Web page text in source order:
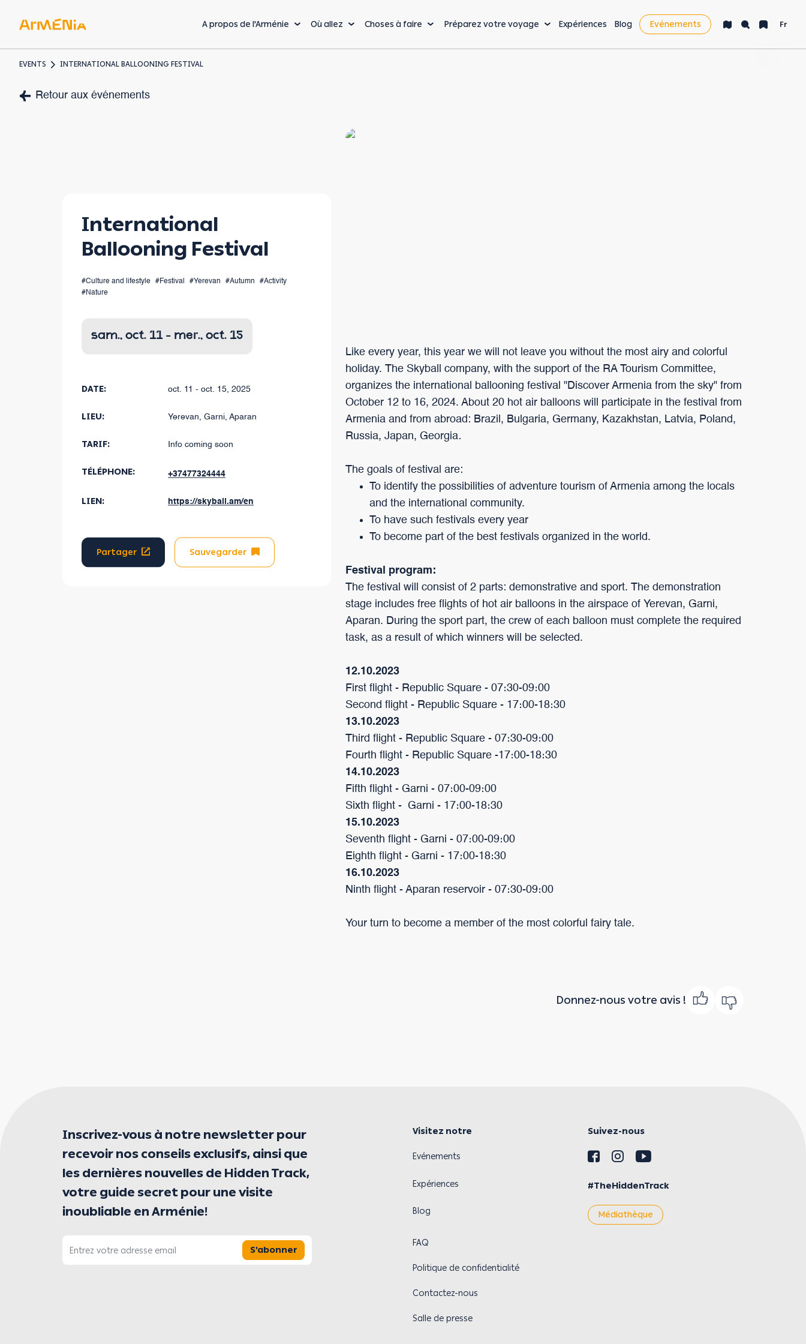
A propos de l'Arménie Où allez
branchées au monde qui a su évoluer au fil du temps, tout en
Choses à faire Préparez votre voyage Expériences Blog Evénements Fr
EVENTS INTERNATIONAL BALLOONING FESTIVAL
Retour aux événements
International
Ballooning Festival
#Culture and lifestyle #Festival #Yerevan #Autumn
#Activity
#Nature
sam., oct. 11 - mer., oct. 15
DATE: oct. 11 - oct. 15, 2025
LIEU: Yerevan, Garni, Aparan
TARIF: Info coming soon
TÉLÉPHONE: +37477324444
LIEN: https://skyball.am/en
Partager Sauvegarder
Like every year, this year we will not leave you without the most airy and colorful
holiday. The Skyball company, with the support of the RA Tourism Committee,
organizes the international ballooning festival "Discover Armenia from the sky" from
October 12 to 16, 2024. About 20 hot air balloons will participate in the festival from
Armenia and from abroad: Brazil, Bulgaria, Germany, Kazakhstan, Latvia, Poland,
Russia, Japan, Georgia․
The goals of festival are:
To identify the possibilities of adventure tourism of Armenia among the locals
and the international community.
To have such festivals every year
To become part of the best festivals organized in the world.
Festival program:
The festival will consist of 2 parts: demonstrative and sport. The demonstration
stage includes free flights of hot air balloons in the airspace of Yerevan, Garni,
Aparan. During the sport part, the crew of each balloon must complete the required
task, as a result of which winners will be selected.
12.10.2023
First flight - Republic Square - 07։30-09։00
Second flight - Republic Square - 17։00-18։30
13.10.2023
Third flight - Republic Square - 07։30-09։00
Fourth flight - Republic Square -17։00-18։30
14.10.2023
Fifth flight - Garni - 07։00-09։00
Sixth flight - Garni - 17։00-18։30
15.10.2023
Seventh flight - Garni - 07։00-09։00
Eighth flight - Garni - 17։00-18։30
16.10.2023
Ninth flight - Aparan reservoir - 07։30-09։00
Your turn to become a member of the most colorful fairy tale.
Donnez-nous votre avis !
Inscrivez-vous à notre newsletter pour
recevoir nos conseils exclusifs, ainsi que
les dernières nouvelles de Hidden Track,
votre guide secret pour une visite
inoubliable en Arménie!
S'abonner
Visitez notre Suivez-nous
Evénements
Expériences #TheHiddenTrack
Blog Médiathèque
FAQ
Politique de confidentialité
Contactez-nous
Salle de presse